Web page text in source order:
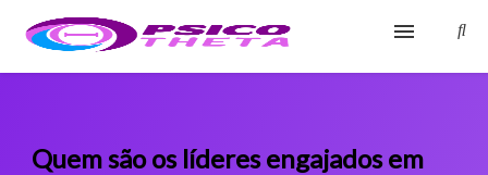
Blog
Quem são os líderes engajados em